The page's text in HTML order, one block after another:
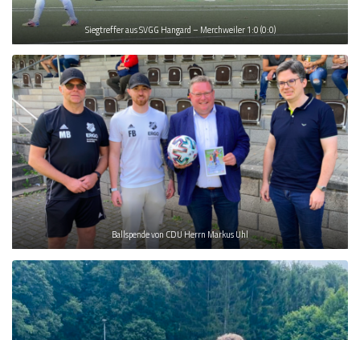
Siegtreffer aus SVGG Hangard – Merchweiler 1:0 (0:0)
Ballspende von CDU Herrn Markus Uhl